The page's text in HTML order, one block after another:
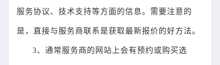
服务协议、技术支持等方面的信息。需要注意的
是，直接与服务商联系是获取最新报价的好方法。
3、通常服务商的网站上会有预约或购买选